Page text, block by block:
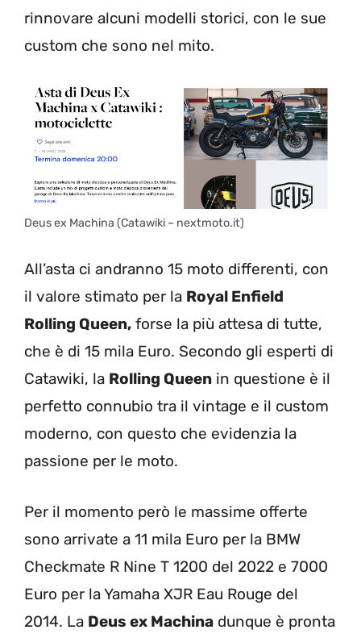
rinnovare alcuni modelli storici, con le sue
custom che sono nel mito.
Deus ex Machina (Catawiki – nextmoto.it)
All’asta ci andranno 15 moto differenti, con
il valore stimato per la Royal Enfield
Rolling Queen, forse la più attesa di tutte,
che è di 15 mila Euro. Secondo gli esperti di
Catawiki, la Rolling Queen in questione è il
perfetto connubio tra il vintage e il custom
moderno, con questo che evidenzia la
passione per le moto.
Per il momento però le massime offerte
sono arrivate a 11 mila Euro per la BMW
Checkmate R Nine T 1200 del 2022 e 7000
Euro per la Yamaha XJR Eau Rouge del
2014. La Deus ex Machina dunque è pronta